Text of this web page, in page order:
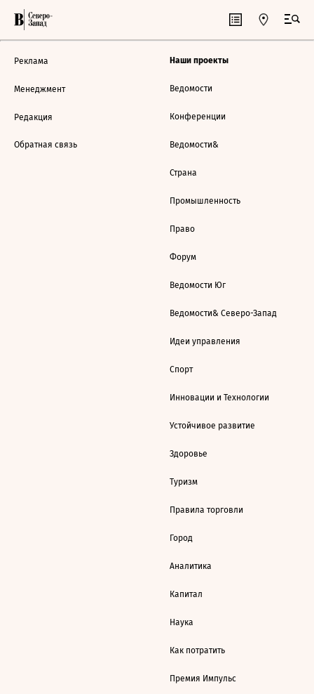
Реклама
Менеджмент
Редакция
Обратная связь
Наши проекты
Ведомости
Конференции
Ведомости&
Страна
Промышленность
Право
Форум
Ведомости Юг
Ведомости& Северо-Запад
Идеи управления
Спорт
Инновации и Технологии
Устойчивое развитие
Здоровье
Туризм
Правила торговли
Город
Аналитика
Капитал
Наука
Как потратить
Премия Импульс